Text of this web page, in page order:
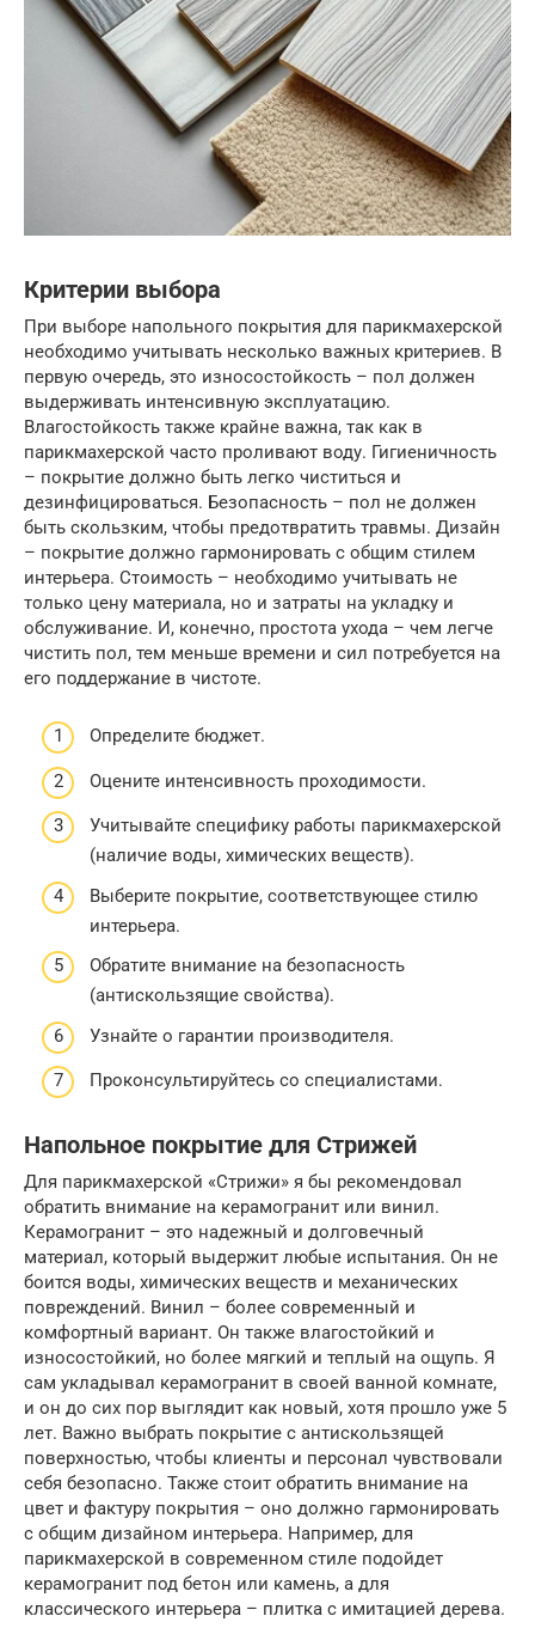
Критерии выбора
При выборе напольного покрытия для парикмахерской
необходимо учитывать несколько важных критериев. В
первую очередь, это износостойкость – пол должен
выдерживать интенсивную эксплуатацию.
Влагостойкость также крайне важна, так как в
парикмахерской часто проливают воду. Гигиеничность
– покрытие должно быть легко чиститься и
дезинфицироваться. Безопасность – пол не должен
быть скользким, чтобы предотвратить травмы. Дизайн
– покрытие должно гармонировать с общим стилем
интерьера. Стоимость – необходимо учитывать не
только цену материала, но и затраты на укладку и
обслуживание. И, конечно, простота ухода – чем легче
чистить пол, тем меньше времени и сил потребуется на
его поддержание в чистоте.
Определите бюджет.
Оцените интенсивность проходимости.
Учитывайте специфику работы парикмахерской
(наличие воды, химических веществ).
Выберите покрытие, соответствующее стилю
интерьера.
Обратите внимание на безопасность
(антискользящие свойства).
Узнайте о гарантии производителя.
Проконсультируйтесь со специалистами.
Напольное покрытие для Стрижей
Для парикмахерской «Стрижи» я бы рекомендовал
обратить внимание на керамогранит или винил.
Керамогранит – это надежный и долговечный
материал, который выдержит любые испытания. Он не
боится воды, химических веществ и механических
повреждений. Винил – более современный и
комфортный вариант. Он также влагостойкий и
износостойкий, но более мягкий и теплый на ощупь. Я
сам укладывал керамогранит в своей ванной комнате,
и он до сих пор выглядит как новый, хотя прошло уже 5
лет. Важно выбрать покрытие с антискользящей
поверхностью, чтобы клиенты и персонал чувствовали
себя безопасно. Также стоит обратить внимание на
цвет и фактуру покрытия – оно должно гармонировать
с общим дизайном интерьера. Например, для
парикмахерской в современном стиле подойдет
керамогранит под бетон или камень, а для
классического интерьера – плитка с имитацией дерева.